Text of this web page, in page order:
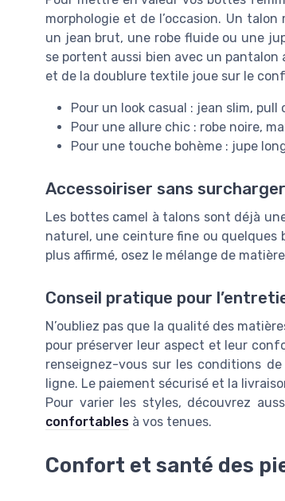
morphologie et de l’occasion. Un
un jean brut, une robe fluide ou une
se portent aussi bien avec un pantalon
et de la doublure textile joue sur le
Pour un look casual : jean slim,
Pour une allure chic : robe noire,
Pour une touche bohème : jupe
Accessoiriser sans surcharger
Les bottes camel à talons sont déjà
naturel, une ceinture fine ou quelques
plus affirmé, osez le mélange de
Conseil pratique pour
N’oubliez pas que la qualité des
pour préserver leur aspect et leur
renseignez-vous sur les conditions
ligne. Le paiement sécurisé et la
Pour varier les styles, découvrez
confortables à vos tenues.
Confort et santé des